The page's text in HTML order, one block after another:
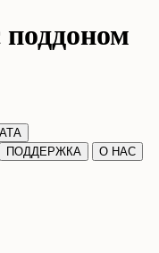
ПОДДЕРЖКА О НАС